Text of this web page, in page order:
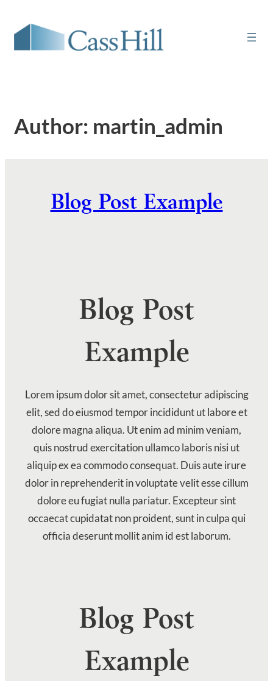
to
content
Author: martin_admin
Blog Post Example
Blog Post
Example
Lorem ipsum dolor sit amet, consectetur adipiscing
elit, sed do eiusmod tempor incididunt ut labore et
dolore magna aliqua. Ut enim ad minim veniam,
quis nostrud exercitation ullamco laboris nisi ut
aliquip ex ea commodo consequat. Duis aute irure
dolor in reprehenderit in voluptate velit esse cillum
dolore eu fugiat nulla pariatur. Excepteur sint
occaecat cupidatat non proident, sunt in culpa qui
officia deserunt mollit anim id est laborum.
Blog Post
Example